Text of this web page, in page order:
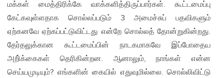
மக்கள் மைத்திரிக்கே வாக்களித்திருப்பார்கள். கூட்டமைப்பு
கேட்கவுள்ளதாக சொல்லப்படும் 3 அமைச்சுப் பதவிகளும்
ஏற்கனவே ஏற்கப்பட்டுவிட்டது என்றே சொல்லத் தோன்றுகின்றது.
தேர்தலுக்கான கூட்டமைப்பின் நாடகமாகவே இப்போதைய
அறி்க்கைகள் தெரிகின்றன. ஆனாலும், நாங்கள் என்ன
செய்யமுடியும்? எங்களின் கையில் எதுவுமில்லை. சொல்லிவிட்டு